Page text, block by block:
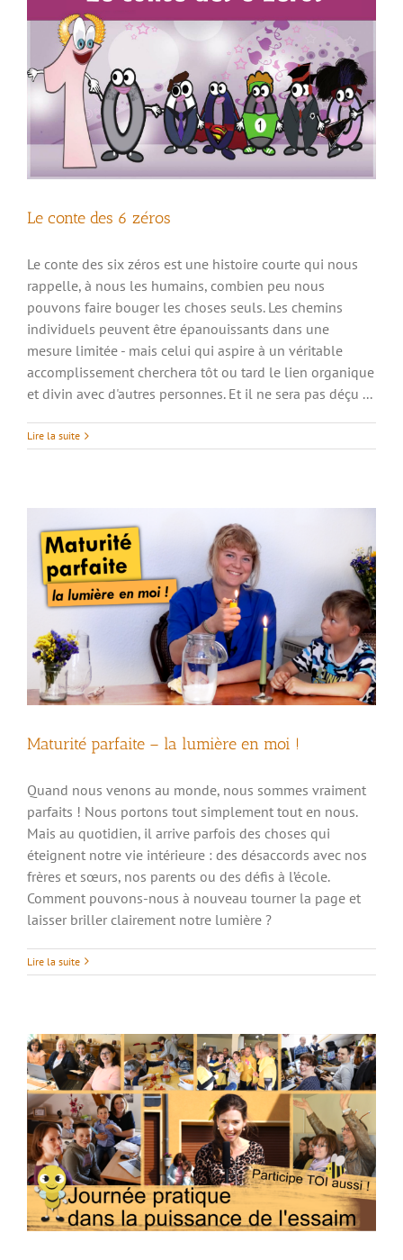
Le conte des 6 zéros
Le conte des six zéros est une histoire courte qui nous
rappelle, à nous les humains, combien peu nous
pouvons faire bouger les choses seuls. Les chemins
individuels peuvent être épanouissants dans une
mesure limitée - mais celui qui aspire à un véritable
accomplissement cherchera tôt ou tard le lien organique
et divin avec d'autres personnes. Et il ne sera pas déçu ...
Lire la suite
Maturité parfaite – la lumière en moi !
Quand nous venons au monde, nous sommes vraiment
parfaits ! Nous portons tout simplement tout en nous.
Mais au quotidien, il arrive parfois des choses qui
éteignent notre vie intérieure : des désaccords avec nos
frères et sœurs, nos parents ou des défis à l’école.
Comment pouvons-nous à nouveau tourner la page et
laisser briller clairement notre lumière ?
Lire la suite
Journée pratique dans la puissance de
l’essaim